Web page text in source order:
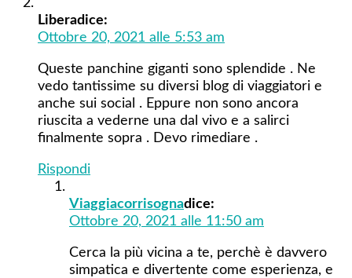
Liberadice:
Ottobre 20, 2021 alle 5:53 am
Queste panchine giganti sono splendide . Ne
vedo tantissime su diversi blog di viaggiatori e
anche sui social . Eppure non sono ancora
riuscita a vederne una dal vivo e a salirci
finalmente sopra . Devo rimediare .
Rispondi
Viaggiacorrisognadice:
Ottobre 20, 2021 alle 11:50 am
Cerca la più vicina a te, perchè è davvero
simpatica e divertente come esperienza, e